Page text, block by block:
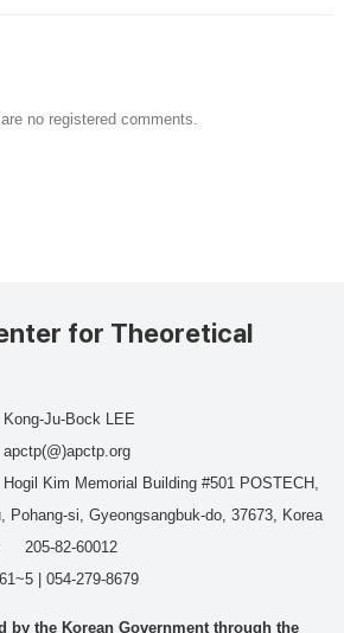
no registered comments.
for Theoretical
Kong-Ju-Bock LEE
apctp(@)apctp.org
Hogil Kim Memorial Building #501 POSTECH,
Pohang-si, Gyeongsangbuk-do, 37673, Korea
205-82-60012
| 054-279-8679
by the Korean Government through the